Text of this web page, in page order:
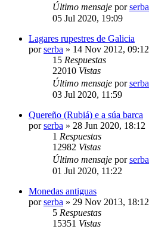
Último mensaje porserba
05 Jul 2020, 19:09
Lagares rupestres de Galicia
porserba » 14 Nov 2012, 09:12
15 Respuestas
22010 Vistas
Último mensaje porserba
03 Jul 2020, 11:59
Quereño (Rubiá) e a súa barca
porserba » 28 Jun 2020, 18:12
1 Respuestas
12982 Vistas
Último mensaje porserba
01 Jul 2020, 11:22
Monedas antiguas
porserba » 29 Nov 2013, 18:12
5 Respuestas
15351 Vistas